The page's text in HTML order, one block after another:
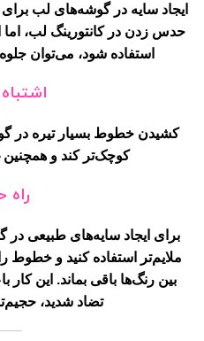
ایجاد سایه در گوشه‌های لب
حدس زدن در کانتورینگ لب، اما
استفاده شود، می‌توان
کشیدن خطوط بسیار تیره در
کوچک‌تر کند و
راه
برای ایجاد سایه‌های طبیعی در
ملایم‌تر استفاده کنید و خطوط
بین رنگ‌ها باقی بماند. این
تضاد شدید،